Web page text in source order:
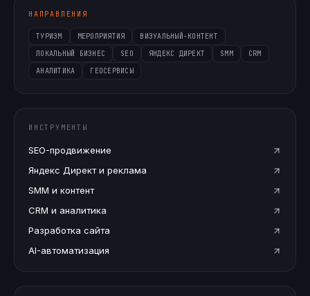
НАПРАВЛЕНИЯ
ТУРИЗМ МЕРОПРИЯТИЯ
ВИЗУАЛЬНЫЙ-КОНТЕНТ
ЛОКАЛЬНЫЙ БИЗНЕС
SEO ЯНДЕКС ДИРЕКТ SMM
CRM
АНАЛИТИКА
ГЕОСЕРВИСЫ
ИНСТРУМЕНТЫ
SEO-продвижение
Яндекс Директ и реклама
SMM и контент
CRM и аналитика
Разработка сайта
AI-автоматизация